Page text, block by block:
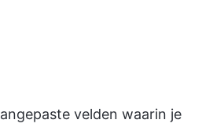
velden waarin je